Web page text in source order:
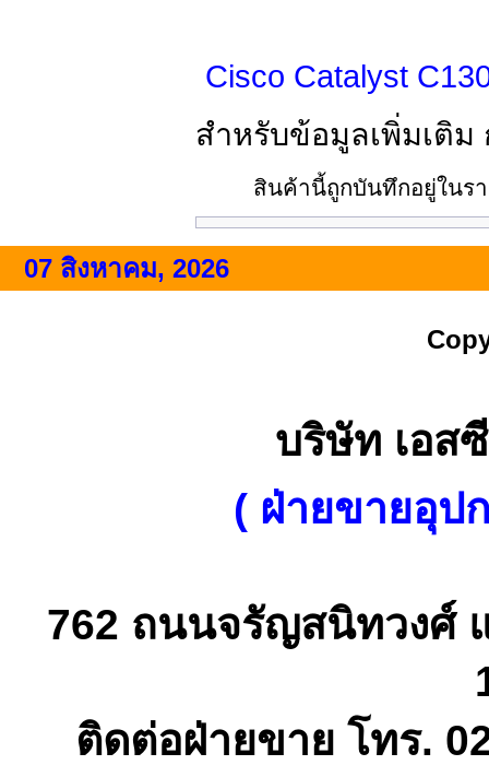
Cisco Catalyst
สำหรับข้อมูลเพิ่มเติ
สินค้านี้ถูกบันทึกอยู่ในร
07 สิงหาคม, 2026
บริษัท เอส
( ฝ่ายขายอุป
762 ถนนจรัญสนิทวงศ์
ติดต่อฝ่ายขาย โทร.